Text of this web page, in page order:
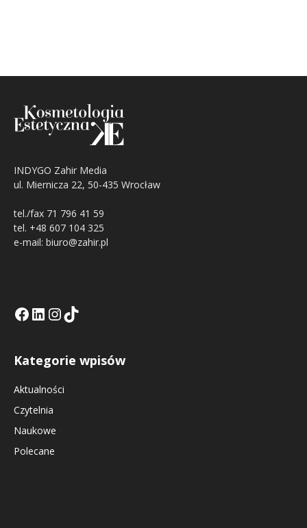
INDYGO Zahir Media
ul. Miernicza 22, 50-435 Wrocław
tel./fax 71 796 41 59
tel. +48 607 104 325
e-mail: biuro@zahir.pl
Facebook
LinkedIn
Tik Tok KEInstagramm KE
Kategorie wpisów
Aktualności
Czytelnia
Naukowe
Polecane